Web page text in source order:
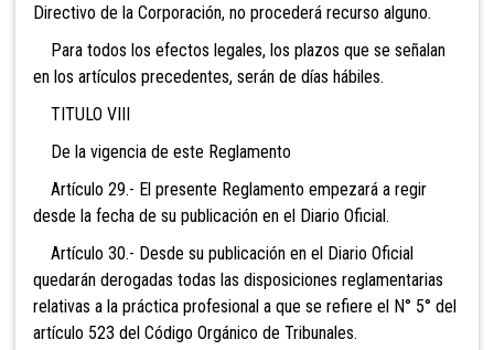
Directivo de la Corporación, no procederá recurso alguno.
Para todos los efectos legales, los plazos que se señalan
en los artículos precedentes, serán de días hábiles.
TITULO VIII
De la vigencia de este Reglamento
Artículo 29.- El presente Reglamento empezará a regir
desde la fecha de su publicación en el Diario Oficial.
Artículo 30.- Desde su publicación en el Diario Oficial
quedarán derogadas todas las disposiciones reglamentarias
relativas a la práctica profesional a que se refiere el N° 5° del
artículo 523 del Código Orgánico de Tribunales.